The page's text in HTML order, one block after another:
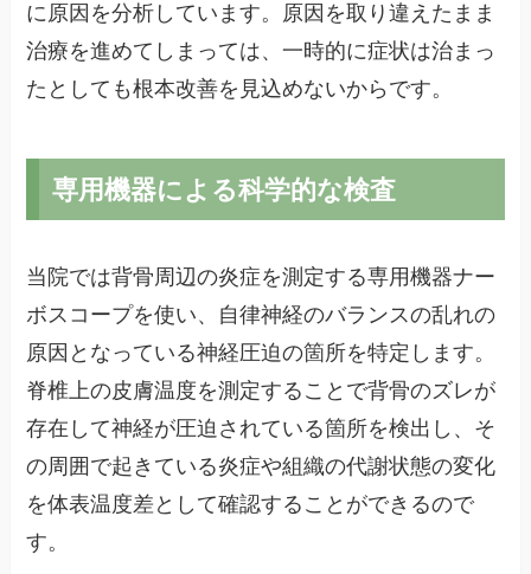
に原因を分析しています。原因を取り違えたまま
治療を進めてしまっては、一時的に症状は治まっ
たとしても根本改善を見込めないからです。
専用機器による科学的な検査
当院では背骨周辺の炎症を測定する専用機器ナー
ボスコープを使い、自律神経のバランスの乱れの
原因となっている神経圧迫の箇所を特定します。
脊椎上の皮膚温度を測定することで背骨のズレが
存在して神経が圧迫されている箇所を検出し、そ
の周囲で起きている炎症や組織の代謝状態の変化
を体表温度差として確認することができるので
す。